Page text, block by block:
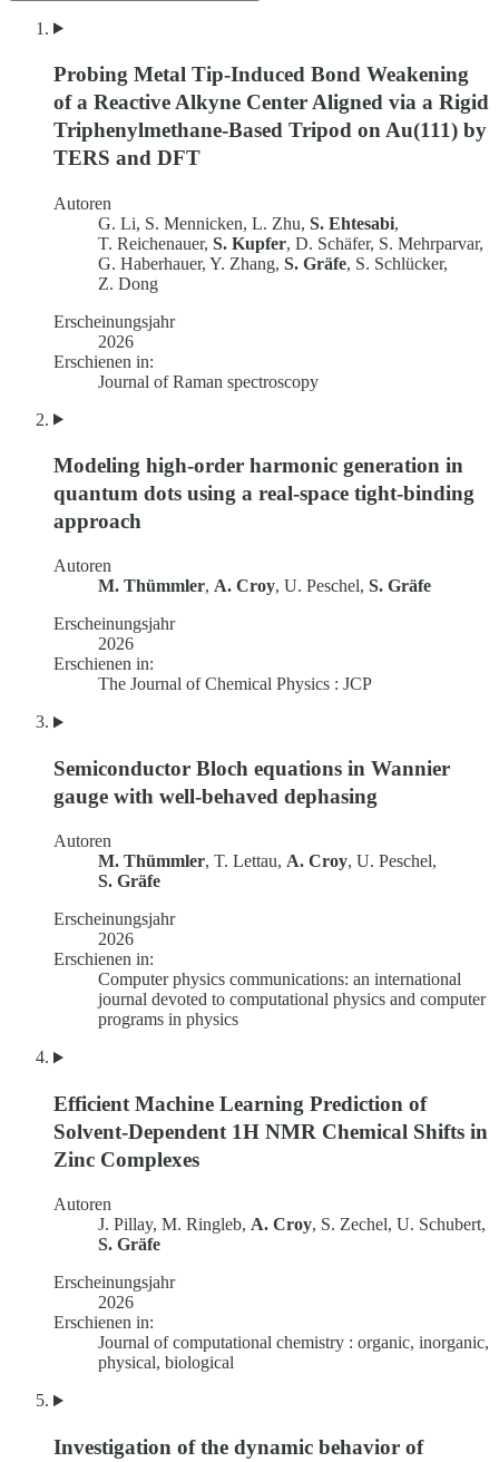
Probing Metal Tip-Induced Bond Weakening
of a Reactive Alkyne Center Aligned via a Rigid
Triphenylmethane-Based Tripod on Au(111) by
TERS and DFT
Autoren
G. Li, S. Mennicken, L. Zhu, S. Ehtesabi,
T. Reichenauer, S. Kupfer, D. Schäfer, S. Mehrparvar,
G. Haberhauer, Y. Zhang, S. Gräfe, S. Schlücker,
Z. Dong
Erscheinungsjahr
2026
Erschienen in:
Journal of Raman spectroscopy
Modeling high-order harmonic generation in
quantum dots using a real-space tight-binding
approach
Autoren
M. Thümmler, A. Croy, U. Peschel, S. Gräfe
Erscheinungsjahr
2026
Erschienen in:
The Journal of Chemical Physics : JCP
Semiconductor Bloch equations in Wannier
gauge with well-behaved dephasing
Autoren
M. Thümmler, T. Lettau, A. Croy, U. Peschel,
S. Gräfe
Erscheinungsjahr
2026
Erschienen in:
Computer physics communications: an international
journal devoted to computational physics and computer
programs in physics
Efficient Machine Learning Prediction of
Solvent-Dependent 1H NMR Chemical Shifts in
Zinc Complexes
Autoren
J. Pillay, M. Ringleb, A. Croy, S. Zechel, U. Schubert,
S. Gräfe
Erscheinungsjahr
2026
Erschienen in:
Journal of computational chemistry : organic, inorganic,
physical, biological
Investigation of the dynamic behavior of